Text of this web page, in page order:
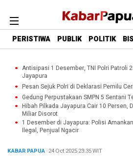
PERISTIWA PUBLIK POLITIK
Antisipasi 1 Desember, TNI Polri Patroli
Jayapura
Pesan Sejuk Polri di Deklarasi Pemilu
Gedung Perpustakaan SMPN 5 Sentani
Hibah Pilkada Jayapura Cair 10 Persen,
Miliar Disorot
1 Desember di Jayapura: Polisi
Ilegal, Penjual Ngacir
KABAR PAPUA· 24 Oct 202523:35WIT